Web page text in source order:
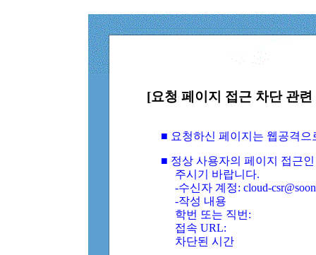
[요청 페이지 접근 차단 관
■ 요청하신 페이지는 웹공격
■ 정상 사용자의 페이지 접근
주시기 바랍니다.
-수신자 계정: cloud-
-작성 내용
학번 또는 직번:
접속 URL:
차단된 시간